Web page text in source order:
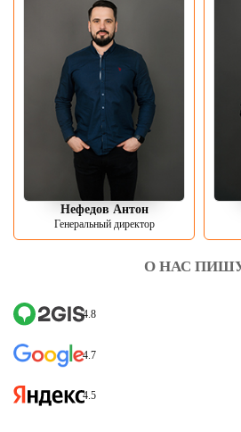
Нефедов Антон
Генеральный директор
О НАС
4.8
4.7
4.5